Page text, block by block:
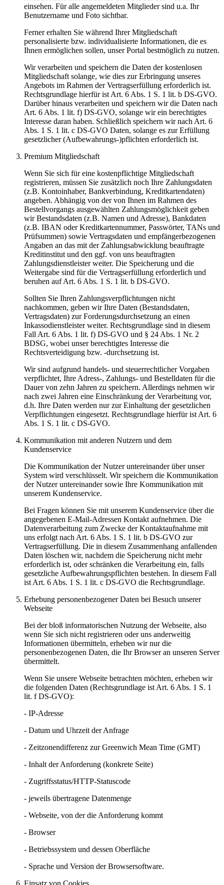
einsehen. Für alle angemeldeten Mitglieder sind u.a. Ihr
Benutzername und Foto sichtbar.
Ferner erhalten Sie während Ihrer Mitgliedschaft
personalisierte bzw. individualisierte Informationen, die es
Ihnen ermöglichen sollen, unser Portal bestmöglich zu nutzen.
Wir verarbeiten und speichern die Daten der kostenlosen
Mitgliedschaft solange, wie dies zur Erbringung unseres
Angebots im Rahmen der Vertragserfüllung erforderlich ist.
Rechtsgrundlage hierfür ist Art. 6 Abs. 1 S. 1 lit. b DS-GVO.
Darüber hinaus verarbeiten und speichern wir die Daten nach
Art. 6 Abs. 1 lit. f) DS-GVO, solange wir ein berechtigtes
Interesse daran haben. Schließlich speichern wir nach Art. 6
Abs. 1 S. 1 lit. c DS-GVO Daten, solange es zur Erfüllung
gesetzlicher (Aufbewahrungs-)pflichten erforderlich ist.
Premium Mitgliedschaft
Wenn Sie sich für eine kostenpflichtige Mitgliedschaft
registrieren, müssen Sie zusätzlich noch Ihre Zahlungsdaten
(z.B. Kontoinhaber, Bankverbindung, Kreditkartendaten)
angeben. Abhängig von der von Ihnen im Rahmen des
Bestellvorgangs ausgewählten Zahlungsmöglichkeit geben
wir Bestandsdaten (z.B. Namen und Adresse), Bankdaten
(z.B. IBAN oder Kreditkartennummer, Passwörter, TANs und
Prüfsummen) sowie Vertragsdaten und empfängerbezogenen
Angaben an das mit der Zahlungsabwicklung beauftragte
Kreditinstitut und den ggf. von uns beauftragten
Zahlungsdienstleister weiter. Die Speicherung und die
Weitergabe sind für die Vertragserfüllung erforderlich und
beruhen auf Art. 6 Abs. 1 S. 1 lit. b DS-GVO.
Sollten Sie Ihren Zahlungsverpflichtungen nicht
nachkommen, geben wir Ihre Daten (Bestandsdaten,
Vertragsdaten) zur Forderungsdurchsetzung an einen
Inkassodienstleister weiter. Rechtsgrundlage sind in diesem
Fall Art. 6 Abs. 1 lit. f) DS-GVO und § 24 Abs. 1 Nr. 2
BDSG, wobei unser berechtigtes Interesse die
Rechtsverteidigung bzw. -durchsetzung ist.
Wir sind aufgrund handels- und steuerrechtlicher Vorgaben
verpflichtet, Ihre Adress-, Zahlungs- und Bestelldaten für die
Dauer von zehn Jahren zu speichern. Allerdings nehmen wir
nach zwei Jahren eine Einschränkung der Verarbeitung vor,
d.h. Ihre Daten werden nur zur Einhaltung der gesetzlichen
Verpflichtungen eingesetzt. Rechtsgrundlage hierfür ist Art. 6
Abs. 1 S. 1 lit. c DS-GVO.
Kommunikation mit anderen Nutzern und dem
Kundenservice
Die Kommunikation der Nutzer untereinander über unser
System wird verschlüsselt. Wir speichern die Kommunikation
der Nutzer untereinander sowie Ihre Kommunikation mit
unserem Kundenservice.
Bei Fragen können Sie mit unserem Kundenservice über die
angegebenen E-Mail-Adressen Kontakt aufnehmen. Die
Datenverarbeitung zum Zwecke der Kontaktaufnahme mit
uns erfolgt nach Art. 6 Abs. 1 S. 1 lit. b DS-GVO zur
Vertragserfüllung. Die in diesem Zusammenhang anfallenden
Daten löschen wir, nachdem die Speicherung nicht mehr
erforderlich ist, oder schränken die Verarbeitung ein, falls
gesetzliche Aufbewahrungspflichten bestehen. In diesem Fall
ist Art. 6 Abs. 1 S. 1 lit. c DS-GVO die Rechtsgrundlage.
Erhebung personenbezogener Daten bei Besuch unserer
Webseite
Bei der bloß informatorischen Nutzung der Webseite, also
wenn Sie sich nicht registrieren oder uns anderweitig
Informationen übermitteln, erheben wir nur die
personenbezogenen Daten, die Ihr Browser an unseren Server
übermittelt.
Wenn Sie unsere Webseite betrachten möchten, erheben wir
die folgenden Daten (Rechtsgrundlage ist Art. 6 Abs. 1 S. 1
lit. f DS-GVO):
- IP-Adresse
- Datum und Uhrzeit der Anfrage
- Zeitzonendifferenz zur Greenwich Mean Time (GMT)
- Inhalt der Anforderung (konkrete Seite)
- Zugriffsstatus/HTTP-Statuscode
- jeweils übertragene Datenmenge
- Webseite, von der die Anforderung kommt
- Browser
- Betriebssystem und dessen Oberfläche
- Sprache und Version der Browsersoftware.
Einsatz von Cookies